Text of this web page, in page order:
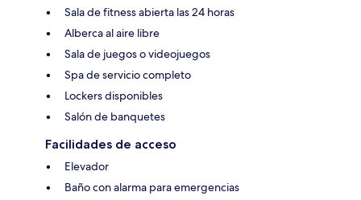
Sala de fitness abierta las 24 horas
Alberca al aire libre
Sala de juegos o videojuegos
Spa de servicio completo
Lockers disponibles
Salón de banquetes
Facilidades de acceso
Elevador
Baño con alarma para emergencias